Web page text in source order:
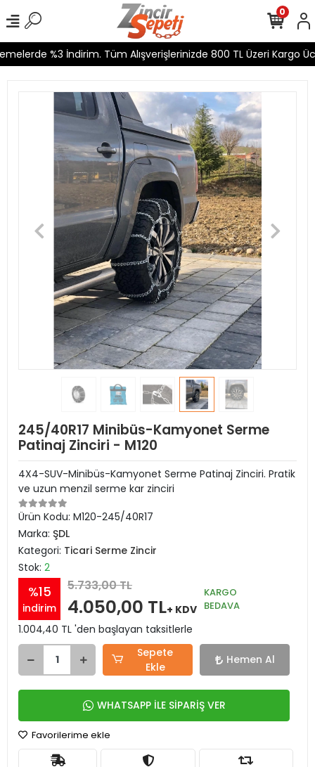
%3 İndirim. Tüm Alışverişlerinizde 800 TL Üzeri Kargo
0
245/40R17 Minibüs-Kamyonet Serme
Patinaj Zinciri - M120
4X4-SUV-Minibüs-Kamyonet Serme Patinaj Zinciri. Pratik
ve uzun menzil serme kar zinciri
Ürün Kodu: M120-245/40R17
Marka: ŞDL
Kategori: Ticari Serme Zincir
Stok: 2
%15
indirim
5.733,00 TL
4.050,00 TL+ KDV
KARGO
BEDAVA
1.004,40 TL 'den başlayan taksitlerle
Sepete
Ekle
Hemen Al
WHATSAPP İLE SİPARİŞ VER
Favorilerime ekle